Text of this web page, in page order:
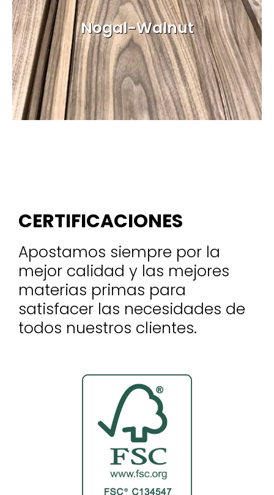
Nogal-Walnut
CERTIFICACIONES
Apostamos siempre por la
mejor calidad y las mejores
materias primas para
satisfacer las necesidades de
todos nuestros clientes.